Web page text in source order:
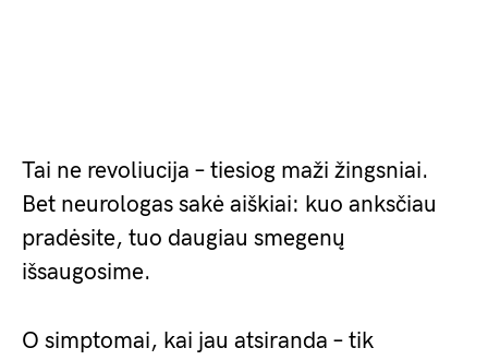
Tai ne revoliucija – tiesiog maži žingsniai.
Bet neurologas sakė aiškiai: kuo anksčiau
pradėsite, tuo daugiau smegenų
išsaugosime.
O simptomai, kai jau atsiranda – tik